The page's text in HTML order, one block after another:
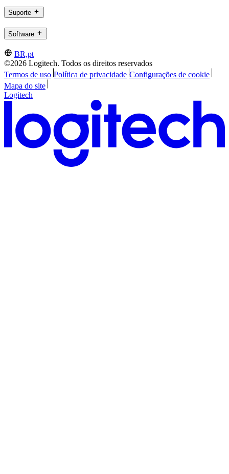
Suporte
Software
BR,pt
©2026 Logitech. Todos os direitos reservados
Termos de uso Política de privacidade Configurações de cookie
Mapa do site
Logitech